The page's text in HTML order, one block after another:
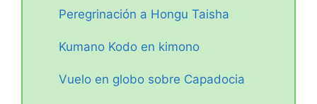
Peregrinación a Hongu Taisha
Kumano Kodo en kimono
Vuelo en globo sobre Capadocia